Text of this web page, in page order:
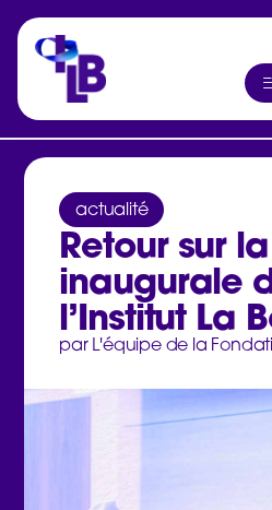
actualité
Retour sur
inaugurale
l’Institut La
par L'équipe de la